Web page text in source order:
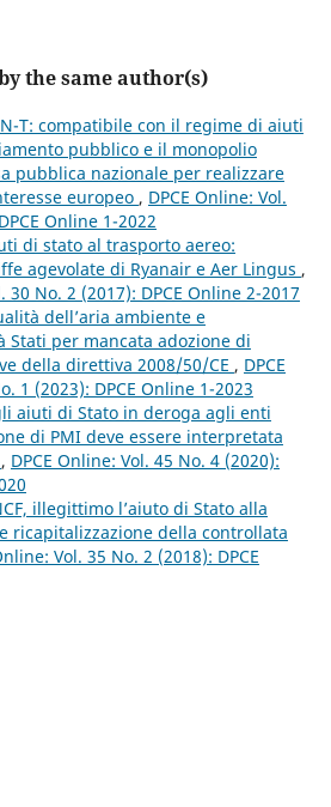
the same author(s)
T: compatibile con il regime di aiuti
pubblico e il monopolio
pubblica nazionale per realizzare
europeo , DPCE Online: Vol.
Online 1-2022
di stato al trasporto aereo:
agevolate di Ryanair e Aer Lingus ,
30 No. 2 (2017): DPCE Online 2-2017
dell’aria ambiente e
Stati per mancata adozione di
della direttiva 2008/50/CE , DPCE
1 (2023): DPCE Online 1-2023
aiuti di Stato in deroga agli enti
di PMI deve essere interpretata
, DPCE Online: Vol. 45 No. 4 (2020):
illegittimo l’aiuto di Stato alla
ricapitalizzazione della controllata
Vol. 35 No. 2 (2018): DPCE